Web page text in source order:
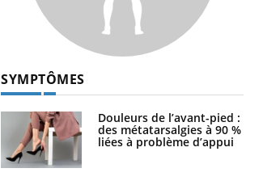
Comment oublier les écrans en
vacances ?
SYMPTÔMES
Douleurs de l’avant-pied :
des métatarsalgies à 90 %
liées à problème d’appui